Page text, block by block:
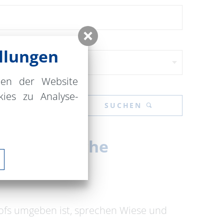
SUCHEN
Dorfkirche
umgeben ist, sprechen Wiese und
der Website
zu Analyse-